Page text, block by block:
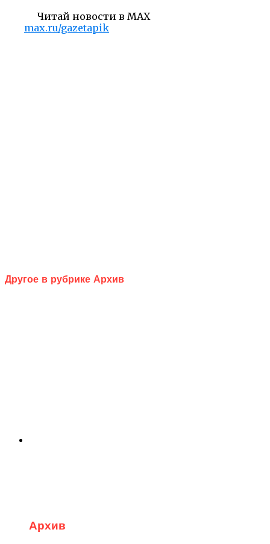
Читай новости в MAX
max.ru/gazetapik
Другое в рубрике Архив
Архив